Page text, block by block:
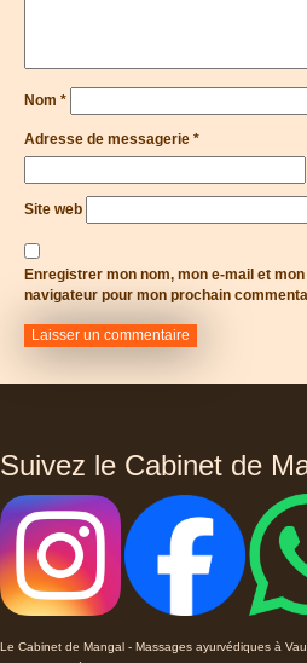
Nom *
Adresse de messagerie *
Site web
Enregistrer mon nom, mon e-mail et
navigateur pour mon prochain
Suivez le Cabinet de
Le Cabinet de Mangal - Massages ayurvédiques à